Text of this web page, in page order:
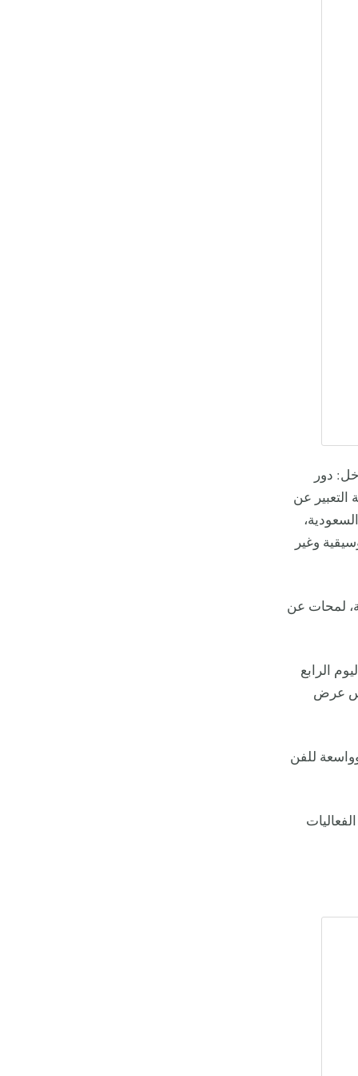
دور
التعبير عن
وغير
لمحات عن
الرابع
عرض
للفن